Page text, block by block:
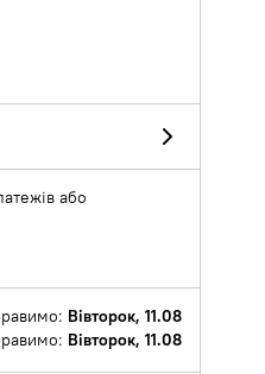
або
Вівторок, 11.08
Вівторок, 11.08